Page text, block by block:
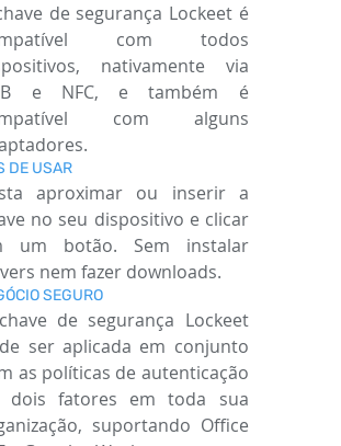
de segurança Lockeet é
com todos
nativamente via
e NFC, e também é
com alguns
DE USAR
aproximar ou inserir a
no seu dispositivo e clicar
um botão. Sem instalar
nem fazer downloads.
SEGURO
de segurança Lockeet
ser aplicada em conjunto
as políticas de autenticação
dois fatores em toda sua
suportando Office